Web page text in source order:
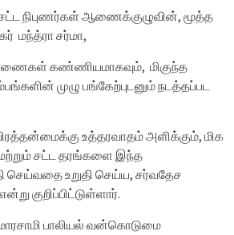
சட்ட நிபுணர்கள் ஆணைக்குழுவின், மூத்த
மந்த்ரா சர்மா,
கண்ணியமாகவும், மிகுந்த
முழு பங்கேற்புடனும் நடத்தப்பட
உத்தரவாதம் அளிக்கும், மிக
சட்ட தரங்களை இந்த
செய்வதை உறுதி செய்ய, சர்வதேச
குறிப்பிட்டுள்ளார்.
பாலியல் வன்கொடுமை